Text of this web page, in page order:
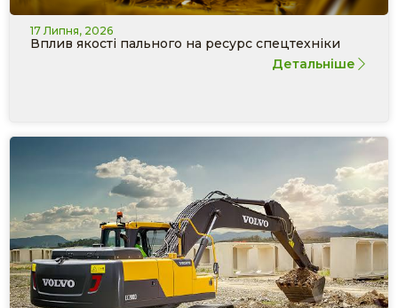
17 Липня, 2026
Вплив якості пального на ресурс спецтехніки
Детальніше